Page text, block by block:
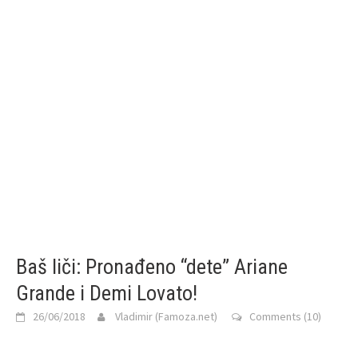
Baš liči: Pronađeno “dete” Ariane
Grande i Demi Lovato!
26/06/2018 Vladimir (Famoza.net) Comments (10)